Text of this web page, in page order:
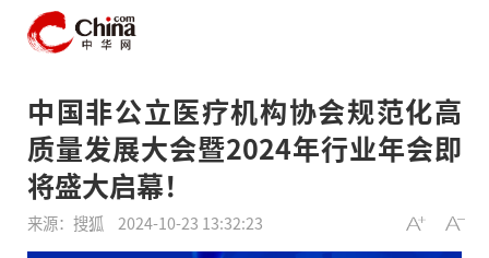
中国非公立医疗机构协会规范化高
质量发展大会暨2024年行业年会即
将盛大启幕！
来源：搜狐 2024-10-23 13:32:23